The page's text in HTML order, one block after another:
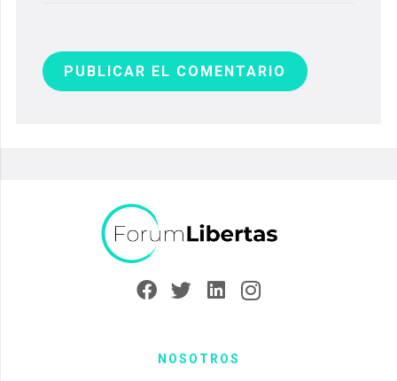
PUBLICAR EL COMENTARIO
NOSOTROS